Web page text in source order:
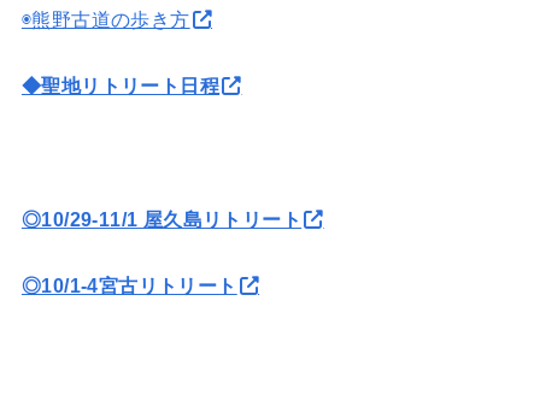
◉熊野古道の歩き方
◆聖地リトリート日程
◎10/29-11/1 屋久島リトリート
◎10/1-4宮古リトリート